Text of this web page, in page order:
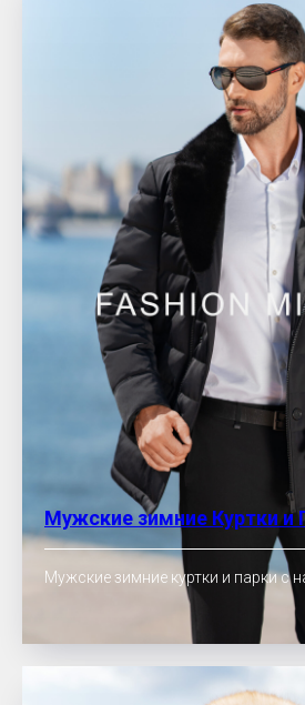
Мужские зимние Куртки и
Мужские зимние куртки и парки с